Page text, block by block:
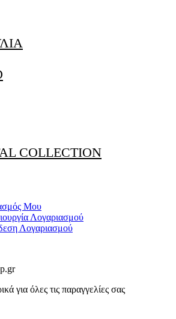
COLLECTION
Μου
Λογαριασμού
Λογαριασμού
για όλες τις παραγγελίες σας